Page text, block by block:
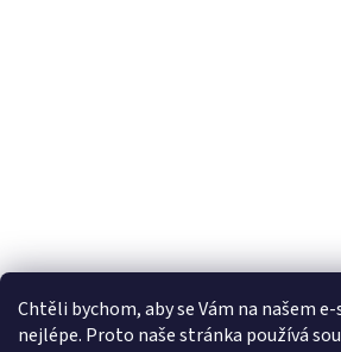
Chtěli bychom, aby se Vám na našem
nejlépe. Proto naše stránka používá